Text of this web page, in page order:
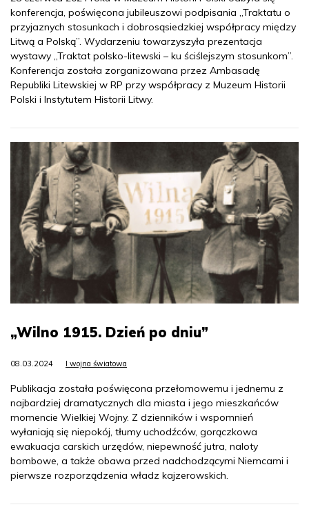
konferencja, poświęcona jubileuszowi podpisania „Traktatu o
przyjaznych stosunkach i dobrosąsiedzkiej współpracy między
Litwą a Polską”. Wydarzeniu towarzyszyła prezentacja
wystawy „Traktat polsko-litewski – ku ściślejszym stosunkom”.
Konferencja została zorganizowana przez Ambasadę
Republiki Litewskiej w RP przy współpracy z Muzeum Historii
Polski i Instytutem Historii Litwy.
„Wilno 1915. Dzień po dniu”
08.03.2024 I wojna światowa
Publikacja została poświęcona przełomowemu i jednemu z
najbardziej dramatycznych dla miasta i jego mieszkańców
momencie Wielkiej Wojny. Z dzienników i wspomnień
wyłaniają się niepokój, tłumy uchodźców, gorączkowa
ewakuacja carskich urzędów, niepewność jutra, naloty
bombowe, a także obawa przed nadchodzącymi Niemcami i
pierwsze rozporządzenia władz kajzerowskich.